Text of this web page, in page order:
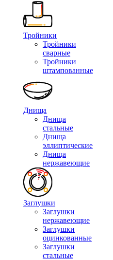
Тройники
Тройники
сварные
Тройники
штампованные
Днища
Днища
стальные
Днища
эллиптические
Днища
нержавеющие
Заглушки
Заглушки
нержавеющие
Заглушки
оцинкованные
Заглушки
стальные